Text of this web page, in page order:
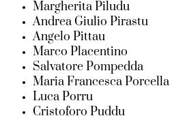
Margherita Piludu
Andrea Giulio Pirastu
Angelo Pittau
Marco Placentino
Salvatore Pompedda
Maria Francesca Porcella
Luca Porru
Cristoforo Puddu